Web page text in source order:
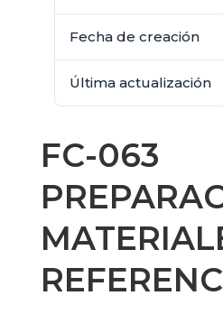
Fecha de creación
Última actualización
FC-063